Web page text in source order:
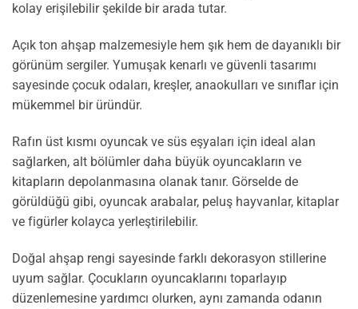
kolay erişilebilir şekilde bir arada tutar.
Açık ton ahşap malzemesiyle hem şık hem de dayanıklı bir
görünüm sergiler. Yumuşak kenarlı ve güvenli tasarımı
sayesinde çocuk odaları, kreşler, anaokulları ve sınıflar için
mükemmel bir üründür.
Rafın üst kısmı oyuncak ve süs eşyaları için ideal alan
sağlarken, alt bölümler daha büyük oyuncakların ve
kitapların depolanmasına olanak tanır. Görselde de
görüldüğü gibi, oyuncak arabalar, peluş hayvanlar, kitaplar
ve figürler kolayca yerleştirilebilir.
Doğal ahşap rengi sayesinde farklı dekorasyon stillerine
uyum sağlar. Çocukların oyuncaklarını toparlayıp
düzenlemesine yardımcı olurken, aynı zamanda odanın